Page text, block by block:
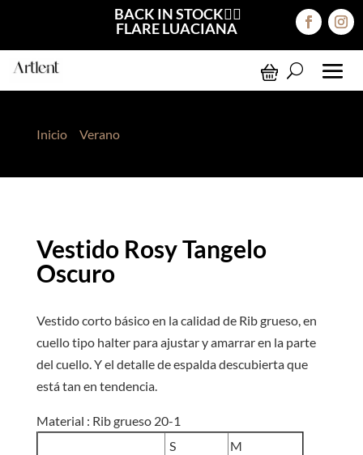
BACK IN STOCK❤️‍🔥
FLARE LUACIANA
Inicio> Verano> Vestido Rosy Tangelo Oscuro
Vestido Rosy Tangelo
Oscuro
Vestido corto básico en la calidad de Rib grueso, en
cuello tipo halter para ajustar y amarrar en la parte
del cuello. Y el detalle de espalda descubierta que
está tan en tendencia.
Material : Rib grueso 20-1
S
M